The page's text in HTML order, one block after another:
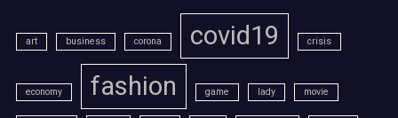
art business corona covid19 crisis
economy fashion game lady movie